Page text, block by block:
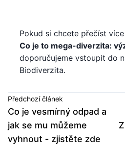
Pokud si chcete přečíst
Co je to mega-diverzita:
doporučujeme vstoupit do
Biodiverzita.
Předchozí článek
Co je vesmírný odpad a
jak se mu můžeme
vyhnout - zjistěte zde